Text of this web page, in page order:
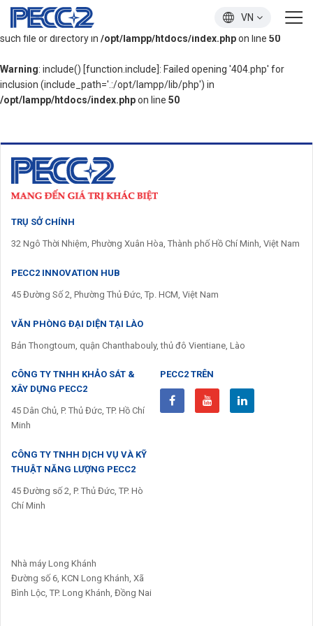
Warning: include(404.php) [
]: failed to open stream: No
such file or directory in /opt/lampp/htdocs/index.phpon line 50
Warning: include() [function.include ]: Failed opening '404.php' for
inclusion (include_path='.:/opt/lampp/lib/php') in
/opt/lampp/htdocs/index.phpon line 50
VN
TRỤ SỞ CHÍNH
32 Ngô Thời Nhiệm, Phường Xuân Hòa, Thành phố Hồ Chí Minh, Việt Nam
PECC2 INNOVATION HUB
45 Đường Số 2, Phường Thủ Đức, Tp. HCM, Việt Nam
VĂN PHÒNG ĐẠI DIỆN TẠI LÀO
Bản Thongtoum, quận Chanthabouly, thủ đô Vientiane, Lào
CÔNG TY TNHH KHẢO SÁT &
XÂY DỰNG PECC2
45 Dân Chủ, P. Thủ Đức, TP. Hồ Chí
Minh
CÔNG TY TNHH DỊCH VỤ VÀ KỸ
THUẬT NĂNG LƯỢNG PECC2
45 Đường số 2, P. Thủ Đức, TP. Hò
Chí Minh
Nhà máy Long Khánh
Đường số 6, KCN Long Khánh, Xã
Bình Lộc, TP. Long Khánh, Đồng Nai
PECC2 TRÊN